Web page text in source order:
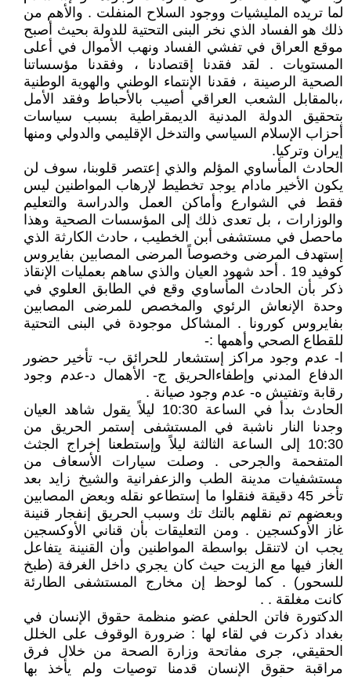
لما تريده المليشيات ووجود السلاح المنفلت . والأهم من
ذلك هو الفساد الذي نخر البنى التحتية للدولة بحيث أصبح
موقع العراق في تفشي الفساد ونهب الأموال في أعلى
المستويات . لقد فقدنا إقتصادنا ، وفقدنا مؤسساتنا
الصحية الرصينة ، فقدنا الإنتماء الوطني والهوية الوطنية
،بالمقابل الشعب العراقي أصيب بالأحباط وفقد الأمل
بتحقيق الدولة المدنية الديمقراطية بسبب سياسات
أحزاب الإسلام السياسي والتدخل الإقليمي والدولي ومنها
إيران وتركيا.
الحادث المأساوي المؤلم والذي إعتصر قلوبنا، سوف لن
يكون الأخير مادام يوجد تخطيط لإرهاب المواطنين ليس
فقط في الشوارع وأماكن العمل والدراسة والتعليم
والوزارات ، بل تعدى ذلك إلى المؤسسات الصحية وهذا
ماحصل في مستشفى أبن الخطيب ، حادث الكارثة الذي
إستهدف المرضى وخصوصاً المرضى المصابين بفايروس
كوفيد 19 . أحد شهود العيان والذي ساهم بعمليات الإنقاذ
ذكر بأن الحادث المأساوي وقع في الطابق العلوي في
وحدة الإنعاش الرئوي والمخصص للمرضى المصابين
بفايروس كورونا . المشاكل موجودة في البنى التحتية
للقطاع الصحي وأهمها :-
ا- عدم وجود مراكز إستشعار للحرائق ب- تأخير حضور
الدفاع المدني وإطفاءالحريق ج- الأهمال د-عدم وجود
رقابة وتفتيش ه- عدم وجود صيانة .
الحادث بدأ في الساعة 10:30 ليلاً يقول شاهد العيان
وجدنا النار ناشبة في المستشفى إستمر الحريق من
10:30 إلى الساعة الثالثة ليلاً وإستطعنا إخراج الجثث
المتفحمة والجرحى . وصلت سيارات الأسعاف من
مستشفيات مدينة الطب والزعفرانية والشيخ زايد بعد
تأخر 45 دقيقة فنقلوا ما إستطاعو نقله وبعض المصابين
وبعضهم تم نقلهم بالتك تك وسبب الحريق إنفجار قنينة
غاز الأوكسجين . ومن التعليقات بأن قناني الأوكسجين
يجب ان لاتنقل بواسطة المواطنين وأن القنينة يتفاعل
الغاز فيها مع الزيت حيث كان يجري داخل الغرفة (طبخ
للسحور) . كما لوحظ إن مخارج المستشفى الطارئة
كانت مغلقة . .
الدكتورة فاتن الحلفي عضو منظمة حقوق الإنسان في
بغداد ذكرت في لقاء لها : ضرورة الوقوف على الخلل
الحقيقي، جرى مفاتحة وزارة الصحة من خلال فرق
مراقبة حقوق الإنسان قدمنا توصيات ولم يأخذ بها